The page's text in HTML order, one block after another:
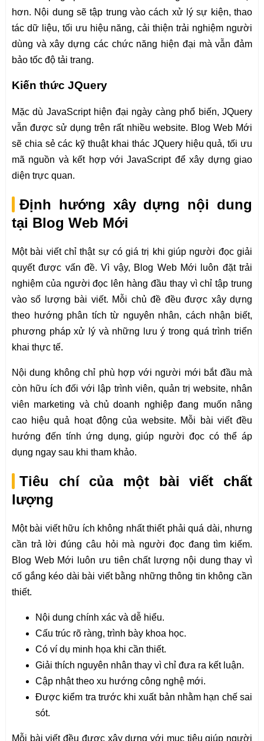
hơn. Nội dung sẽ tập trung vào cách xử lý sự kiện, thao
tác dữ liệu, tối ưu hiệu năng, cải thiện trải nghiệm người
dùng và xây dựng các chức năng hiện đại mà vẫn đảm
bảo tốc độ tải trang.
Kiến thức JQuery
Mặc dù JavaScript hiện đại ngày càng phổ biến, JQuery
vẫn được sử dụng trên rất nhiều website. Blog Web Mới
sẽ chia sẻ các kỹ thuật khai thác JQuery hiệu quả, tối ưu
mã nguồn và kết hợp với JavaScript để xây dựng giao
diện trực quan.
Định hướng xây dựng nội dung
tại Blog Web Mới
Một bài viết chỉ thật sự có giá trị khi giúp người đọc giải
quyết được vấn đề. Vì vậy, Blog Web Mới luôn đặt trải
nghiệm của người đọc lên hàng đầu thay vì chỉ tập trung
vào số lượng bài viết. Mỗi chủ đề đều được xây dựng
theo hướng phân tích từ nguyên nhân, cách nhận biết,
phương pháp xử lý và những lưu ý trong quá trình triển
khai thực tế.
Nội dung không chỉ phù hợp với người mới bắt đầu mà
còn hữu ích đối với lập trình viên, quản trị website, nhân
viên marketing và chủ doanh nghiệp đang muốn nâng
cao hiệu quả hoạt động của website. Mỗi bài viết đều
hướng đến tính ứng dụng, giúp người đọc có thể áp
dụng ngay sau khi tham khảo.
Tiêu chí của một bài viết chất
lượng
Một bài viết hữu ích không nhất thiết phải quá dài, nhưng
cần trả lời đúng câu hỏi mà người đọc đang tìm kiếm.
Blog Web Mới luôn ưu tiên chất lượng nội dung thay vì
cố gắng kéo dài bài viết bằng những thông tin không cần
thiết.
Nội dung chính xác và dễ hiểu.
Cấu trúc rõ ràng, trình bày khoa học.
Có ví dụ minh họa khi cần thiết.
Giải thích nguyên nhân thay vì chỉ đưa ra kết luận.
Cập nhật theo xu hướng công nghệ mới.
Được kiểm tra trước khi xuất bản nhằm hạn chế sai
sót.
Mỗi bài viết đều được xây dựng với mục tiêu giúp người